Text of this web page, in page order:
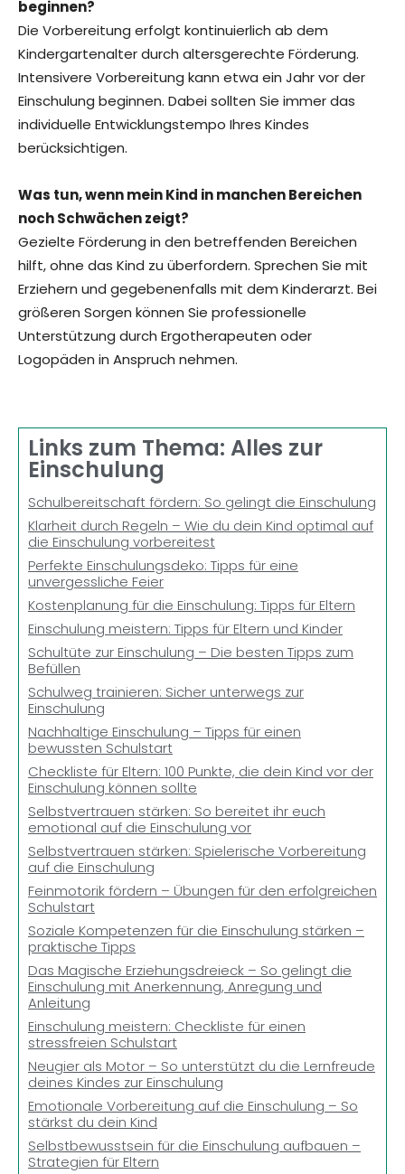
beginnen?
Die Vorbereitung erfolgt kontinuierlich ab dem
Kindergartenalter durch altersgerechte Förderung.
Intensivere Vorbereitung kann etwa ein Jahr vor der
Einschulung beginnen. Dabei sollten Sie immer das
individuelle Entwicklungstempo Ihres Kindes
berücksichtigen.
Was tun, wenn mein Kind in manchen Bereichen
noch Schwächen zeigt?
Gezielte Förderung in den betreffenden Bereichen
hilft, ohne das Kind zu überfordern. Sprechen Sie mit
Erziehern und gegebenenfalls mit dem Kinderarzt. Bei
größeren Sorgen können Sie professionelle
Unterstützung durch Ergotherapeuten oder
Logopäden in Anspruch nehmen.
Links zum Thema: Alles zur
Einschulung
Schulbereitschaft fördern: So gelingt die Einschulung
Klarheit durch Regeln – Wie du dein Kind optimal auf
die Einschulung vorbereitest
Perfekte Einschulungsdeko: Tipps für eine
unvergessliche Feier
Kostenplanung für die Einschulung: Tipps für Eltern
Einschulung meistern: Tipps für Eltern und Kinder
Schultüte zur Einschulung – Die besten Tipps zum
Befüllen
Schulweg trainieren: Sicher unterwegs zur
Einschulung
Nachhaltige Einschulung – Tipps für einen
bewussten Schulstart
Checkliste für Eltern: 100 Punkte, die dein Kind vor der
Einschulung können sollte
Selbstvertrauen stärken: So bereitet ihr euch
emotional auf die Einschulung vor
Selbstvertrauen stärken: Spielerische Vorbereitung
auf die Einschulung
Feinmotorik fördern – Übungen für den erfolgreichen
Schulstart
Soziale Kompetenzen für die Einschulung stärken –
praktische Tipps
Das Magische Erziehungsdreieck – So gelingt die
Einschulung mit Anerkennung, Anregung und
Anleitung
Einschulung meistern: Checkliste für einen
stressfreien Schulstart
Neugier als Motor – So unterstützt du die Lernfreude
deines Kindes zur Einschulung
Emotionale Vorbereitung auf die Einschulung – So
stärkst du dein Kind
Selbstbewusstsein für die Einschulung aufbauen –
Strategien für Eltern